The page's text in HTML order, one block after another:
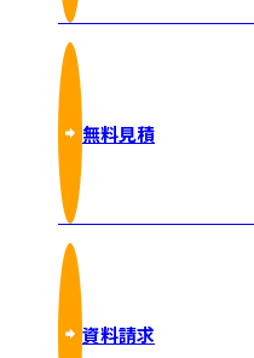
無料見積
資料請求